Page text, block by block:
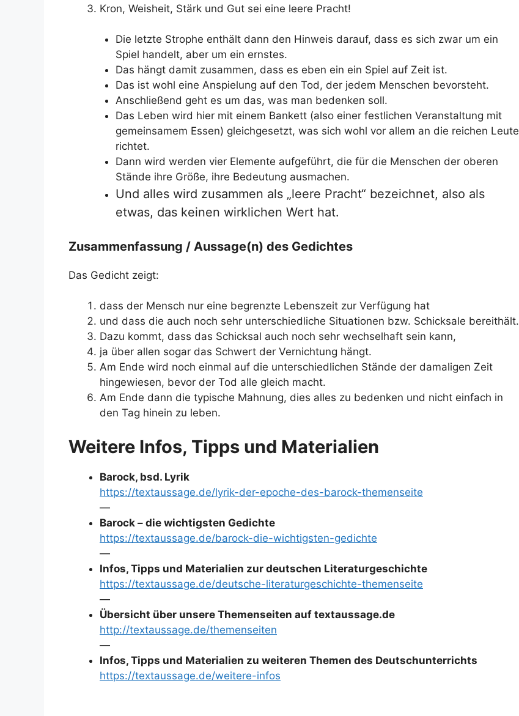
Kron, Weisheit, Stärk und Gut sei eine leere Pracht!
Die letzte Strophe enthält dann den Hinweis darauf, dass es sich zwar um ein
Spiel handelt, aber um ein ernstes.
Das hängt damit zusammen, dass es eben ein ein Spiel auf Zeit ist.
Das ist wohl eine Anspielung auf den Tod, der jedem Menschen bevorsteht.
Anschließend geht es um das, was man bedenken soll.
Das Leben wird hier mit einem Bankett (also einer festlichen Veranstaltung mit
gemeinsamem Essen) gleichgesetzt, was sich wohl vor allem an die reichen Leute
richtet.
Dann wird werden vier Elemente aufgeführt, die für die Menschen der oberen
Stände ihre Größe, ihre Bedeutung ausmachen.
Und alles wird zusammen als „leere Pracht“ bezeichnet, also als
etwas, das keinen wirklichen Wert hat.
Zusammenfassung / Aussage(n) des Gedichtes
Das Gedicht zeigt:
dass der Mensch nur eine begrenzte Lebenszeit zur Verfügung hat
und dass die auch noch sehr unterschiedliche Situationen bzw. Schicksale bereithält.
Dazu kommt, dass das Schicksal auch noch sehr wechselhaft sein kann,
ja über allen sogar das Schwert der Vernichtung hängt.
Am Ende wird noch einmal auf die unterschiedlichen Stände der damaligen Zeit
hingewiesen, bevor der Tod alle gleich macht.
Am Ende dann die typische Mahnung, dies alles zu bedenken und nicht einfach in
den Tag hinein zu leben.
Weitere Infos, Tipps und Materialien
Barock, bsd. Lyrik
https://textaussage.de/lyrik-der-epoche-des-barock-themenseite
—
Barock – die wichtigsten Gedichte
https://textaussage.de/barock-die-wichtigsten-gedichte
—
Infos, Tipps und Materialien zur deutschen Literaturgeschichte
https://textaussage.de/deutsche-literaturgeschichte-themenseite
—
Übersicht über unsere Themenseiten auf textaussage.de
http://textaussage.de/themenseiten
—
Infos, Tipps und Materialien zu weiteren Themen des Deutschunterrichts
https://textaussage.de/weitere-infos